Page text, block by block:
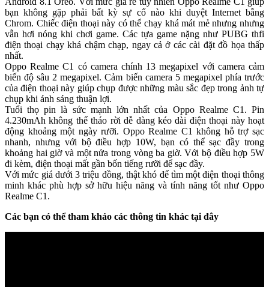
bạn không gặp phải bất kỳ sự cố nào khi duyệt Internet bằng
Chrom. Chiếc điện thoại này có thể chạy khá mát mẻ nhưng nhưng
vẫn hơi nóng khi chơi game. Các tựa game nặng như PUBG thfi
điện thoại chạy khá chậm chạp, ngay cả ở các cài đặt đồ họa thấp
nhất.
Oppo Realme C1 có camera chính 13 megapixel với camera cảm
biến độ sâu 2 megapixel. Cảm biến camera 5 megapixel phía trước
của điện thoại này giúp chụp được những màu sắc đẹp trong ảnh tự
chụp khi ánh sáng thuận lợi.
Tuổi thọ pin là sức mạnh lớn nhất của Oppo Realme C1. Pin
4.230mAh không thể tháo rời dễ dàng kéo dài điện thoại này hoạt
động khoảng một ngày rưỡi. Oppo Realme C1 không hỗ trợ sạc
nhanh, nhưng với bộ điều hợp 10W, bạn có thể sạc đầy trong
khoảng hai giờ và một nửa trong vòng ba giờ. Với bộ điều hợp 5W
đi kèm, điện thoại mất gần bốn tiếng rưỡi để sạc đầy.
Với mức giá dưới 3 triệu đồng, thật khó để tìm một điện thoại thông
minh khác phù hợp sở hữu hiệu năng và tính năng tốt như Oppo
Realme C1.
Các bạn có thể tham khảo các thông tin khác tại đây